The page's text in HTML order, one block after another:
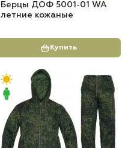
Берцы ДОФ 5001-01 WA
летние кожаные
Купить